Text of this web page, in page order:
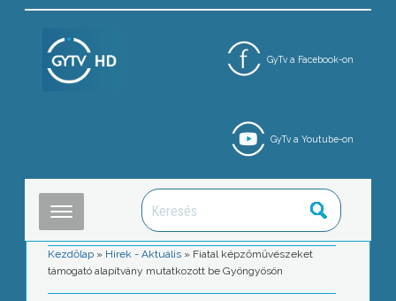
GyTv a Facebook-on
GyTv a Youtube-on
Kezdőlap » Hírek - Aktuális » Fiatal képzőművészeket
támogató alapítvány mutatkozott be Gyöngyösön